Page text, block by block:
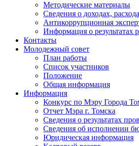
Методические материалы
Сведения о доходах,
Антикоррупционная
Информация о результатах
Контакты
Молодежный совет
План работы
Список участников
Положение
Общая информация
Информация
Конкурс по Мэру Города
Отчет Мэра г. Томска
Сведения о результатах
Сведения об исполнении
Юридическая информация